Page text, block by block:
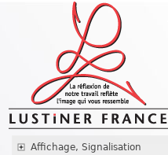
Affichage, Signalisation